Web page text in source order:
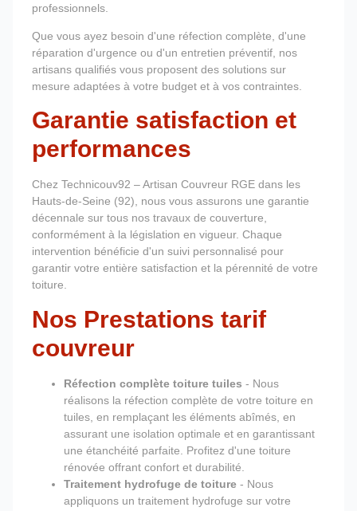
professionnels.
Que vous ayez besoin d'une réfection complète, d'une
réparation d'urgence ou d'un entretien préventif, nos
artisans qualifiés vous proposent des solutions sur
mesure adaptées à votre budget et à vos contraintes.
Garantie satisfaction et
performances
Chez Technicouv92 – Artisan Couvreur RGE dans les
Hauts-de-Seine (92), nous vous assurons une garantie
décennale sur tous nos travaux de couverture,
conformément à la législation en vigueur. Chaque
intervention bénéficie d'un suivi personnalisé pour
garantir votre entière satisfaction et la pérennité de votre
toiture.
Nos Prestations tarif
couvreur
Réfection complète toiture tuiles - Nous
réalisons la réfection complète de votre toiture en
tuiles, en remplaçant les éléments abîmés, en
assurant une isolation optimale et en garantissant
une étanchéité parfaite. Profitez d'une toiture
rénovée offrant confort et durabilité.
Traitement hydrofuge de toiture - Nous
appliquons un traitement hydrofuge sur votre